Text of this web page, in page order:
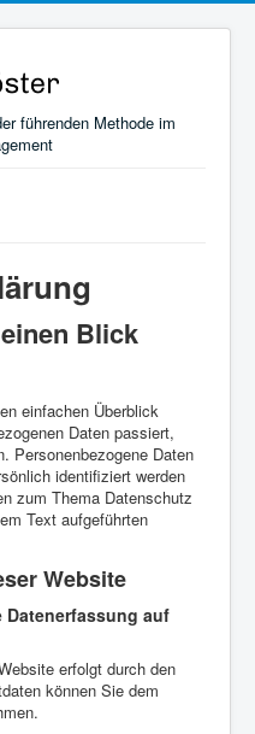
führenden Methode im
Blick
einfachen Überblick
Daten passiert,
Personenbezogene Daten
identifiziert werden
zum Thema Datenschutz
Text aufgeführten
Website
auf
erfolgt durch den
können Sie dem